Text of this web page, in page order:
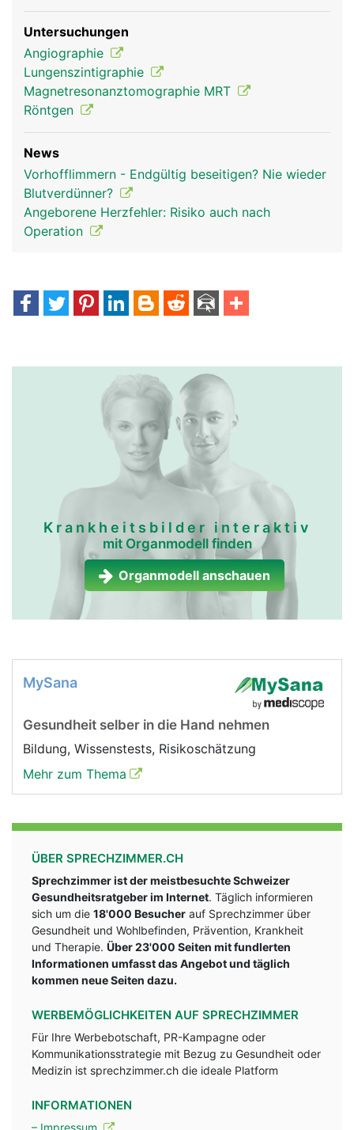
Untersuchungen
Angiographie
Lungenszintigraphie
Magnetresonanztomographie MRT
Röntgen
News
Vorhofflimmern - Endgültig beseitigen? Nie wieder
Blutverdünner?
Angeborene Herzfehler: Risiko auch nach
Operation
Krankheitsbilder interaktiv
mit Organmodell finden
Organmodell anschauen
MySana
Gesundheit selber in die Hand nehmen
Bildung, Wissenstests, Risikoschätzung
Mehr zum Thema
ÜBER SPRECHZIMMER.CH
Sprechzimmer ist der meistbesuchte Schweizer
Gesundheitsratgeber im Internet. Täglich informieren
sich um die 18'000 Besucher auf Sprechzimmer über
Gesundheit und Wohlbefinden, Prävention, Krankheit
und Therapie. Über 23'000 Seiten mit fundlerten
Informationen umfasst das Angebot und täglich
kommen neue Seiten dazu.
WERBEMÖGLICHKEITEN AUF SPRECHZIMMER
Für Ihre Werbebotschaft, PR-Kampagne oder
Kommunikationsstrategie mit Bezug zu Gesundheit oder
Medizin ist sprechzimmer.ch die ideale Platform
INFORMATIONEN
– Impressum